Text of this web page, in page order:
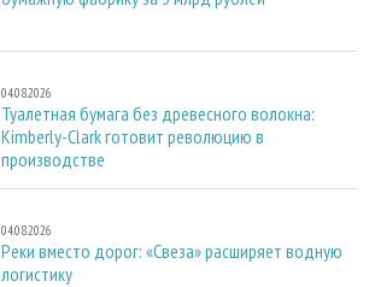
04.08.2026
Туалетная бумага без древесного волокна:
Kimberly-Clark готовит революцию в
производстве
04.08.2026
Реки вместо дорог: «Свеза» расширяет водную
логистику